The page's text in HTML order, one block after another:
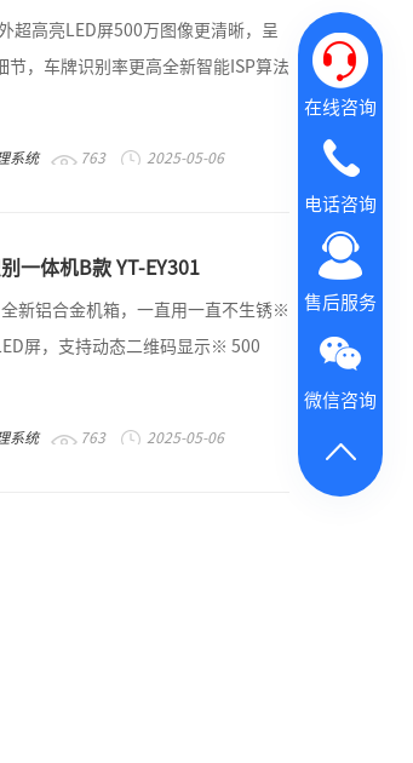
超高亮LED屏500万图像更清晰，呈
节，车牌识别率更高全新智能ISP算法
系统 763 2025-05-06
别一体机B款 YT-EY301
新铝合金机箱，一直用一直不生锈※
屏，支持动态二维码显示※ 500
系统 763 2025-05-06
在线咨询
电话咨询
售后服务
微信咨询